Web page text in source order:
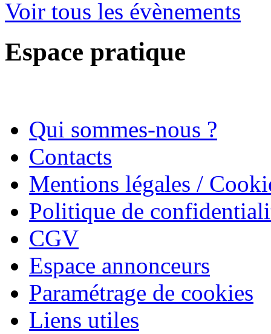
Voir tous les évènements
Espace pratique
Qui sommes-nous ?
Contacts
Mentions légales /
Politique de
CGV
Espace annonceurs
Paramétrage de cookies
Liens utiles